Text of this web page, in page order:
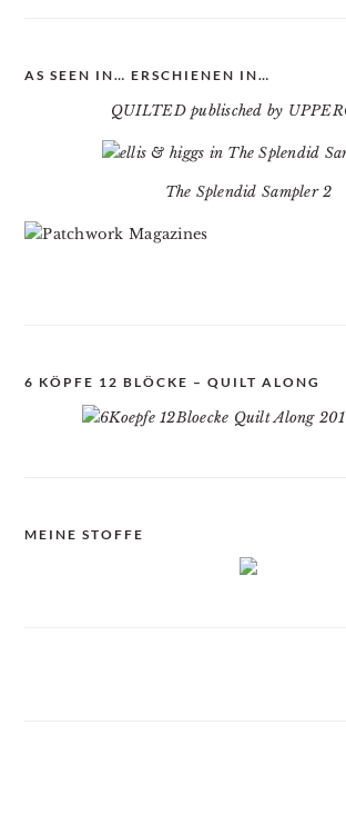
AS SEEN IN… ERSCHIENEN IN…
QUILTED publisched by
The Splendid Sampler 2
6 KÖPFE 12 BLÖCKE – QUILT ALONG
MEINE STOFFE